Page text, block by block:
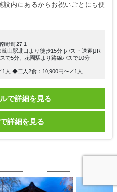
設内にあるからお祝いごとにも便
野町27-1
山駅北口より徒歩15分 [バス・送迎]JR
で5分、花園駅より路線バスで10分
人 ◆二人2食：10,900円〜／1人
で詳細を見る
詳細を見る